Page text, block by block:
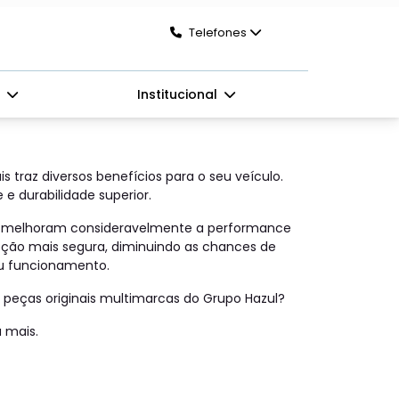
Telefones
Institucional
traz diversos benefícios para o seu veículo.
e durabilidade superior.
melhoram consideravelmente a performance
mais segura, diminuindo as chances de
funcionamento.
originais multimarcas do Grupo Hazul?
mais.